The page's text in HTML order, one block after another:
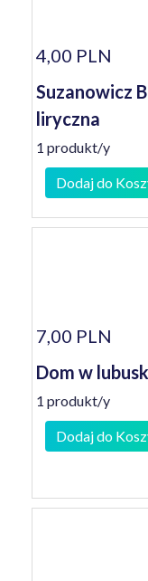
4,00 PLN
Suzanowicz
liryczna
1 produkt/y
Dodaj do
7,00 PLN
Dom w
1 produkt/y
Dodaj do